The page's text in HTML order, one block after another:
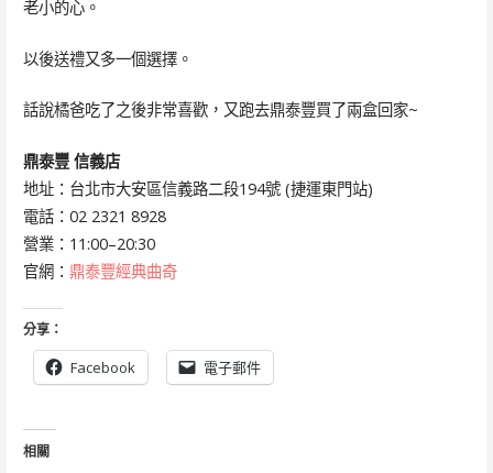
老小的心。
以後送禮又多一個選擇。
話說橘爸吃了之後非常喜歡，又跑去鼎泰豐買了兩盒回家~
鼎泰豐 信義店
地址：台北市大安區信義路二段194號 (捷運東門站)
電話：02 2321 8928
營業：11:00–20:30
官網： 鼎泰豐經典曲奇
分享：
Facebook 電子郵件
相關